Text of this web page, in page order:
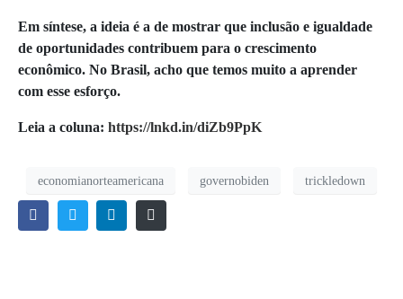
Em síntese, a ideia é a de mostrar que inclusão e igualdade
de oportunidades contribuem para o crescimento
econômico. No Brasil, acho que temos muito a aprender
com esse esforço.
Leia a coluna: https://lnkd.in/diZb9PpK
economianorteamericana governobiden trickledown